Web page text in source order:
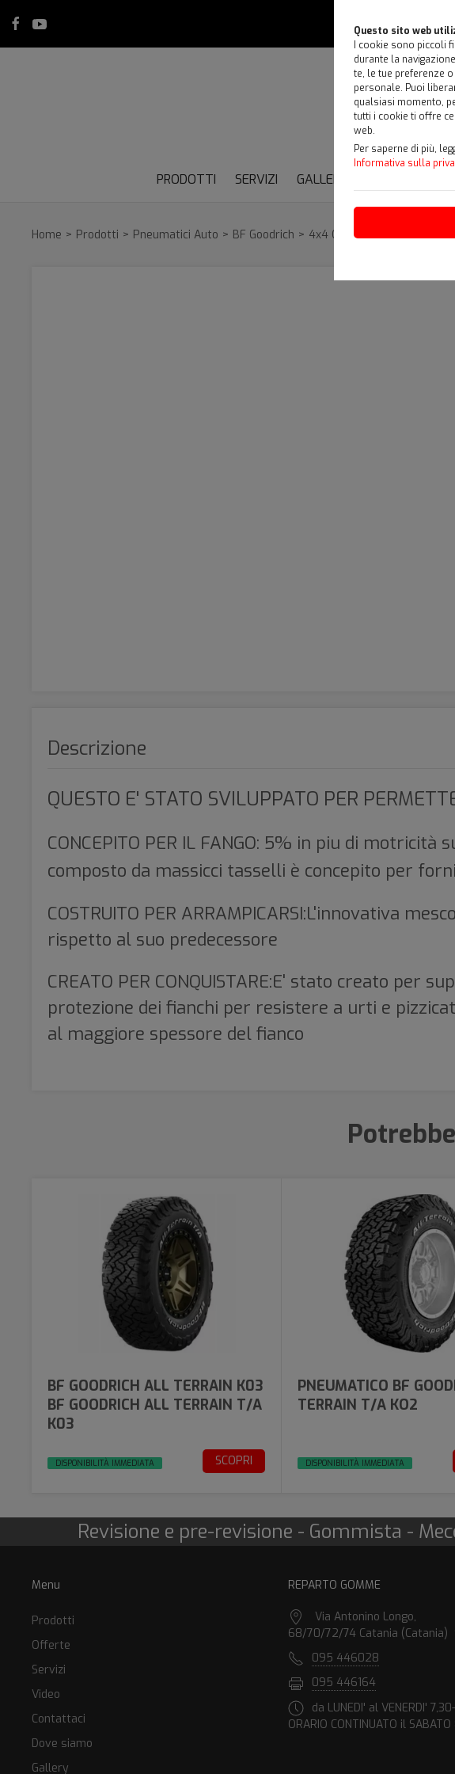
Questo sito web
I cookie sono piccoli
durante la
te, le tue preferenze
personale. Puoi
qualsiasi momento,
tutti i cookie ti offre
web.
Per saperne di più,
Informativa sulla
PRODOTTI SERVIZI GALLERY
Home Prodotti Pneumatici Auto BF Goodrich 4x4 OFF ROAD
Descrizione
QUESTO E' STATO SVILUPPATO PER
CONCEPITO PER IL FANGO: 5% in piu di
composto da massicci tasselli è concepito per
COSTRUITO PER ARRAMPICARSI:L'innovativa
rispetto al suo predecessore
CREATO PER CONQUISTARE:E' stato creato
protezione dei fianchi per resistere a urti e
al maggiore spessore del fianco
BF GOODRICH ALL TERRAIN K03
BF GOODRICH ALL TERRAIN T/A
K03
DISPONIBILITÀ IMMEDIATA SCOPRI
PNEUMATICO BF
TERRAIN T/A KO2
DISPONIBILITÀ IMMEDIATA
Revisione e pre-revisione - Gommista -
Menu
Prodotti
Offerte
Servizi
Video
Contattaci
Dove siamo
Gallery
REPARTO GOMME
Via Antonino Longo,
68/70/72/74 Catania (Catania)
095 446028
095 446164
da LUNEDI' al VENERDI'
ORARIO CONTINUATO il